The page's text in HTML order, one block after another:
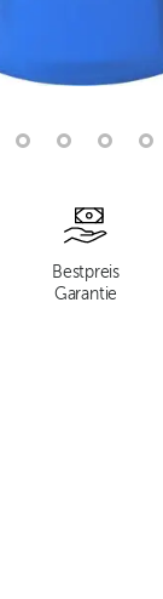
Bestpreis
Garantie